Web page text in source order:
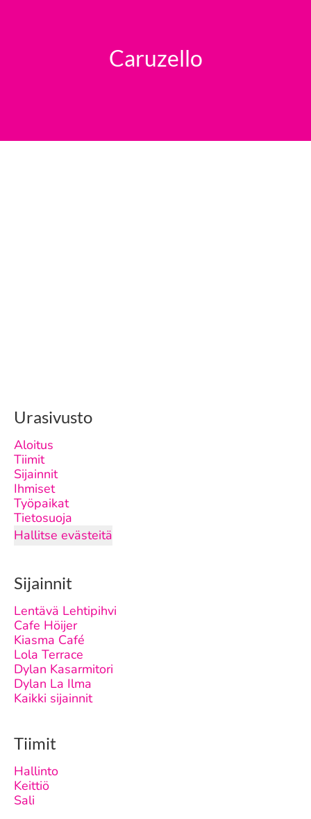
Caruzello
Urasivusto
Aloitus
Tiimit
Sijainnit
Ihmiset
Työpaikat
Tietosuoja
Hallitse evästeitä
Sijainnit
Lentävä Lehtipihvi
Cafe Höijer
Kiasma Café
Lola Terrace
Dylan Kasarmitori
Dylan La Ilma
Kaikki sijainnit
Tiimit
Hallinto
Keittiö
Sali